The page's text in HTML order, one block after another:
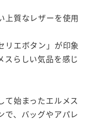
上質なレザーを使用
リエボタン」が印象
スらしい気品を感じ
て始まったエルメス
で、バッグやアパレ